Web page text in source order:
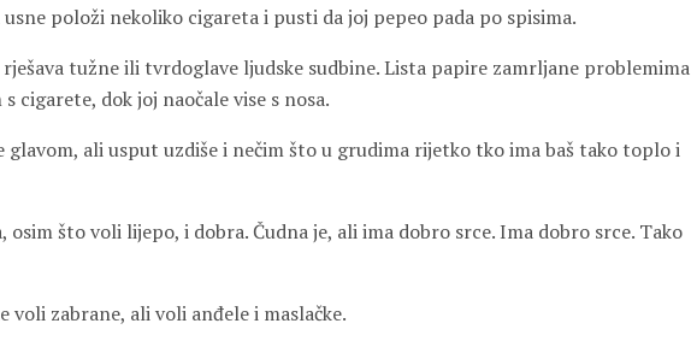
položi nekoliko cigareta i pusti da joj pepeo pada po spisima.
rješava tužne ili tvrdoglave ljudske sudbine. Lista papire zamrljane problemima
cigarete, dok joj naočale vise s nosa.
glavom, ali usput uzdiše i nečim što u grudima rijetko tko ima baš tako toplo i
osim što voli lijepo, i dobra. Čudna je, ali ima dobro srce. Ima dobro srce. Tako
voli zabrane, ali voli anđele i maslačke.